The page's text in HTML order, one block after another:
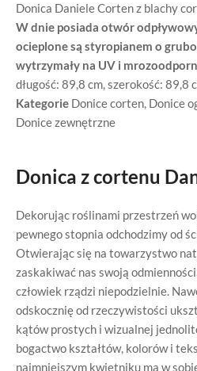
Donica Daniele Corten z blachy
W dnie posiada otwór
ocieplone są styropianem o
wytrzymały na UV i
długość: 89,8 cm, szerokość: 89,8
Kategorie Donice corten, Donice
Donice zewnętrzne
Donica z cortenu
Dekorując roślinami przestrzeń
pewnego stopnia odchodzimy od
Otwierając się na towarzystwo
zaskakiwać nas swoją
człowiek rządzi niepodzielnie.
odskocznię od rzeczywistości
kątów prostych i wizualnej
bogactwo kształtów, kolorów i
najmniejszym kwietniku ma w